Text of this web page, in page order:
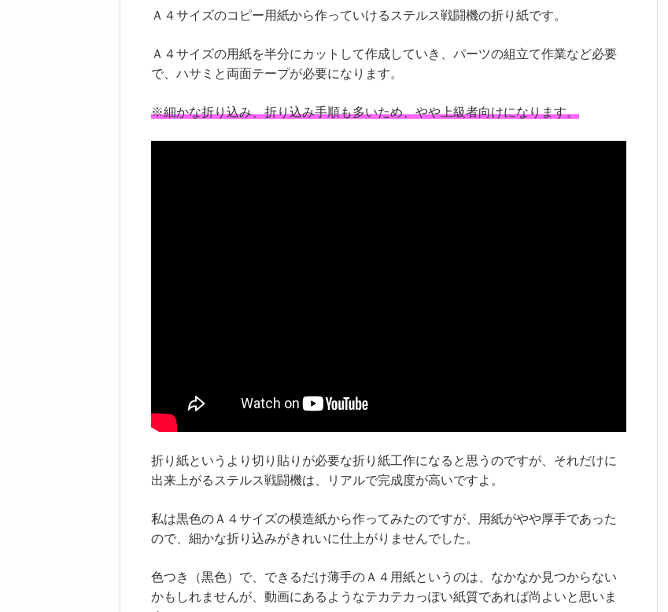
Ａ４サイズのコピー用紙から作っていけるステルス戦闘機の折り紙です。
Ａ４サイズの用紙を半分にカットして作成していき、パーツの組立て作業など必要
で、ハサミと両面テープが必要になります。
※細かな折り込み、折り込み手順も多いため、やや上級者向けになります。
折り紙というより切り貼りが必要な折り紙工作になると思うのですが、それだけに
出来上がるステルス戦闘機は、リアルで完成度が高いですよ。
私は黒色のＡ４サイズの模造紙から作ってみたのですが、用紙がやや厚手であった
ので、細かな折り込みがきれいに仕上がりませんでした。
色つき（黒色）で、できるだけ薄手のＡ４用紙というのは、なかなか見つからない
かもしれませんが、動画にあるようなテカテカっぽい紙質であれば尚よいと思いま